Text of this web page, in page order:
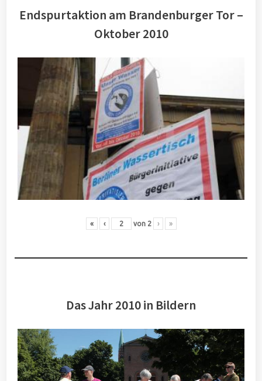
Endspurtaktion am Brandenburger Tor –
Oktober 2010
« ‹ von 2 › »
Das Jahr 2010 in Bildern